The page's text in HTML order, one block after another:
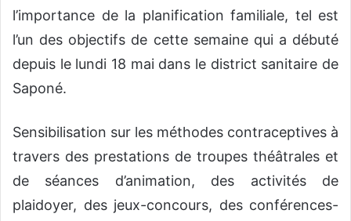
l’importance de la planification familiale, tel est
l’un des objectifs de cette semaine qui a débuté
depuis le lundi 18 mai dans le district sanitaire de
Saponé.
Sensibilisation sur les méthodes contraceptives à
travers des prestations de troupes théâtrales et
de séances d’animation, des activités de
plaidoyer, des jeux-concours, des conférences-